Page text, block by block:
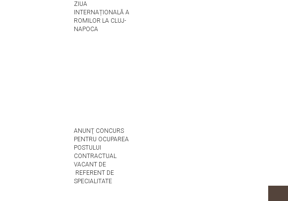
ZIUA
INTERNAȚIONALĂ A
ROMILOR LA CLUJ-
NAPOCA
ANUNŢ CONCURS
PENTRU OCUPAREA
POSTULUI
CONTRACTUAL
VACANT DE
REFERENT DE
SPECIALITATE